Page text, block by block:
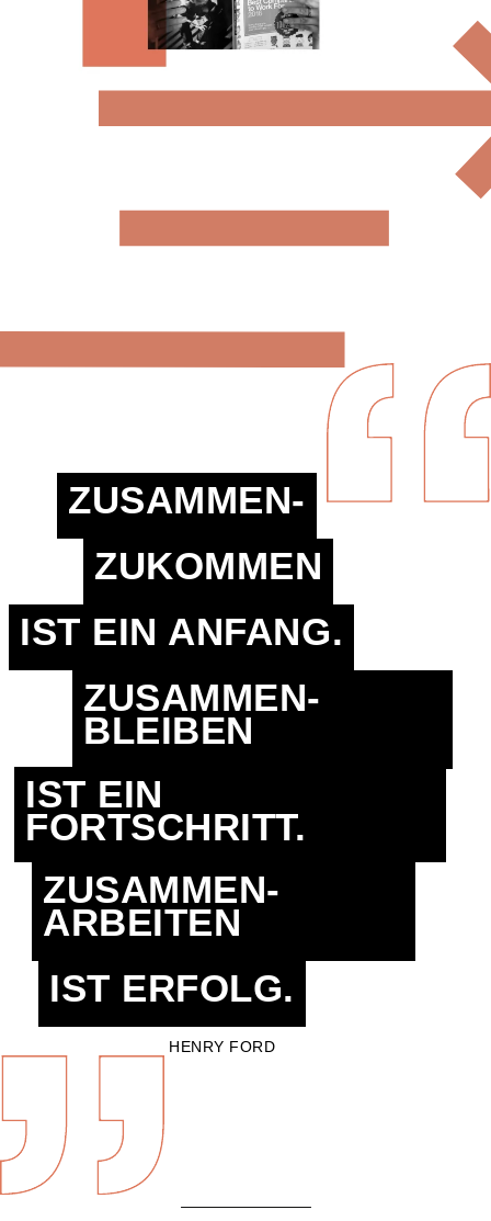
ZUSAMMEN-
ZUKOMMEN
IST EIN ANFANG.
ZUSAMMEN-
BLEIBEN
IST EIN
FORTSCHRITT.
ZUSAMMEN-
ARBEITEN
IST ERFOLG.
HENRY FORD